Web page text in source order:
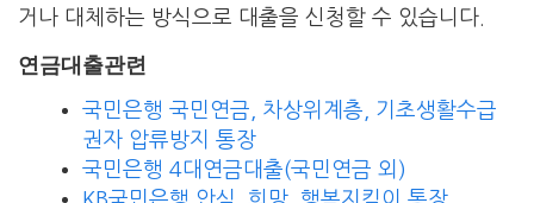
거나 대체하는 방식으로 대출을 신청할 수 있습니다.
연금대출관련
국민은행 국민연금, 차상위계층, 기초생활수급
권자 압류방지 통장
국민은행 4대연금대출(국민연금 외)